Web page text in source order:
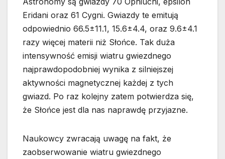
Eridani oraz 61 Cygni. Gwiazdy te emitują
odpowiednio 66.5±11.1, 15.6±4.4, oraz 9.6±4.1
razy więcej materii niż Słońce. Tak duża
intensywność emisji wiatru gwiezdnego
najprawdopodobniej wynika z silniejszej
aktywności magnetycznej każdej z tych
gwiazd. Po raz kolejny zatem potwierdza się,
że Słońce jest dla nas naprawdę przyjazne.
Naukowcy zwracają uwagę na fakt, że
zaobserwowanie wiatru gwiezdnego